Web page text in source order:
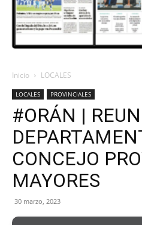
Inicio LOCALES
LOCALES PROVINCIALES
#ORÁN |
CONCEJO
MAYORES
30 marzo, 2023